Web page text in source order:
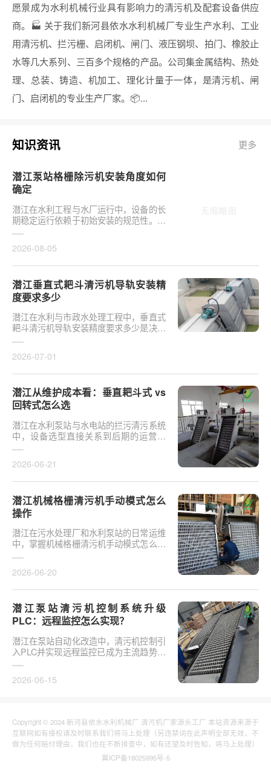
愿景成为水利机械行业具有影响力的清污机及配套设备供应
商。🏭 关于我们新河县依水水利机械厂专业生产水利、工业
用清污机、拦污栅、启闭机、闸门、液压钢坝、拍门、橡胶止
水等几大系列、三百多个规格的产品。公司集金属结构、热处
理、总装、铸造、机加工、理化计量于一体，是清污机、闸
门、启闭机的专业生产厂家。📦...
知识资讯 更多
潜江泵站格栅除污机安装角度如何
确定
潜江在水利工程与水厂运行中，设备的长
期稳定运行依赖于初始安装的规范性。对
于泵站核心拦污设备而言，其倾斜度直接
2026-08-05
潜江垂直式耙斗清污机导轨安装精
度要求多少
潜江在水利与市政水处理工程中，垂直式
耙斗清污机导轨安装精度要求多少是决定
设备运行平稳性的核心**。导轨作为耙斗
2026-07-01
潜江从维护成本看：垂直耙斗式 vs
回转式怎么选
潜江在水利泵站与水电站的拦污清污系统
中，设备选型直接关系到后期的运营开
支。探讨从维护成本看：垂直耙斗式 vs
2026-06-21
潜江机械格栅清污机手动模式怎么
操作
潜江在污水处理厂和水利泵站的日常运维
中，掌握机械格栅清污机手动模式怎么操
作是保障设备稳定运行的基础环节。以某
2026-06-20
潜江泵站清污机控制系统升级
PLC：远程监控怎么实现？
潜江在泵站自动化改造中，清污机控制引
入PLC并实现远程监控已成为主流趋势。
传统清污机多采用继电器硬接线，无法实
2026-06-15
Copyright © 2024 新河县依水水利机械厂 清污机厂家源头工厂 本站资源来源于
互联网如有侵权请及时联系我们将马上处理（另违禁词在此声明全部无效，不
做为任何赔付理由，我们也在不断排查中，如有还望及时告知，将马上处理）
冀ICP备18025995号-5